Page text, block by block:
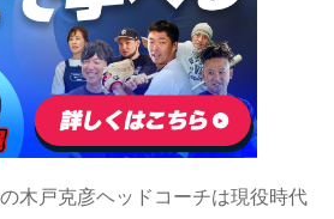
木戸克彦ヘッドコーチは現役時代